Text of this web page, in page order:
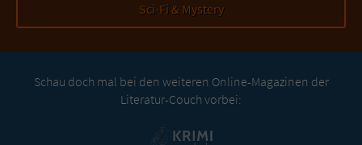
Sci-Fi & Mystery
Schau doch mal bei den weiteren Online-Magazinen der
Literatur-Couch vorbei: